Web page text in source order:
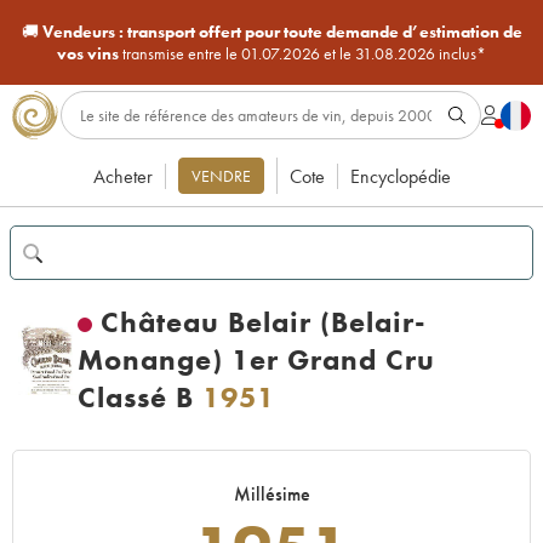
🚚Vendeurs : transport offert pour toute demande d’estimation de
vos vinstransmise entre le 01.07.2026 et le 31.08.2026 inclus*
Acheter VENDRE Cote Encyclopédie
Château Belair (Belair-
Monange) 1er Grand Cru
Classé B 1951
Millésime